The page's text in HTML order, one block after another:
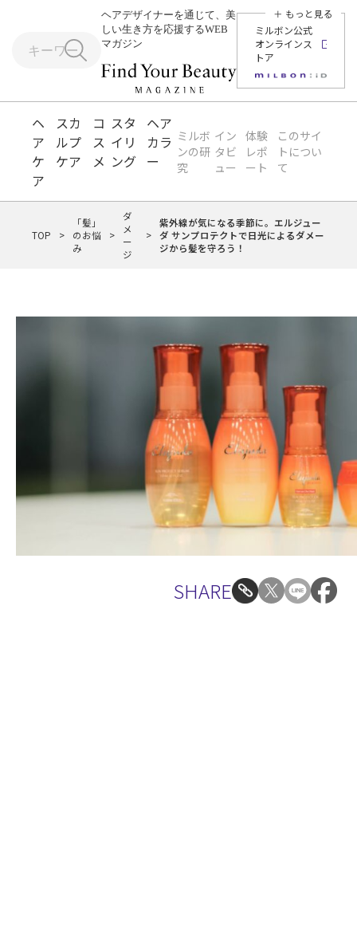
ヘアデザイナーを通じて、美
しい生き方を応援するWEB
マガジン
ミルボン公式
オンラインス
トア
ヘ
ア
ケ
ア
スカ
ルプ
ケア
コ
ス
メ
スタ
イリ
ング
ヘア
カラ
ー
ミルボ
ンの研
究
イン
タビ
ュー
体験
レポ
ート
このサイ
トについ
て
TOP >
「髪」
のお悩
み
>
ダ
メ
ー
ジ
>
紫外線が気になる季節に。エルジュー
ダ サンプロテクトで日光によるダメー
ジから髪を守ろう！
＋ もっと見る
SHARE